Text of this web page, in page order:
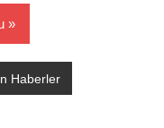
Haberler